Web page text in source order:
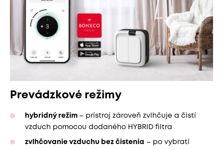
Prevádzkové režimy
hybridný režim – prístroj zároveň zvlhčuje a čistí
vzduch pomocou dodaného HYBRID filtra
zvlhčovanie vzduchu bez čistenia
– po vybratí